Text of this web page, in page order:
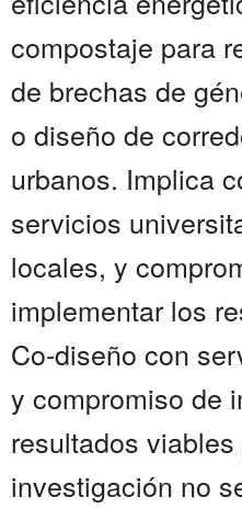
compostaje para
de brechas de
o diseño de
urbanos. Implica
servicios
locales, y
implementar los
Co-diseño con
y compromiso de
resultados
investigación no